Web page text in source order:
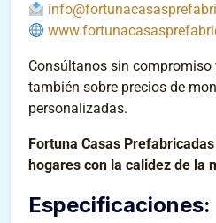
Consúltanos sin
también sobre precios de
personalizadas.
Fortuna Casas
hogares con la calidez de la
Especificaciones: